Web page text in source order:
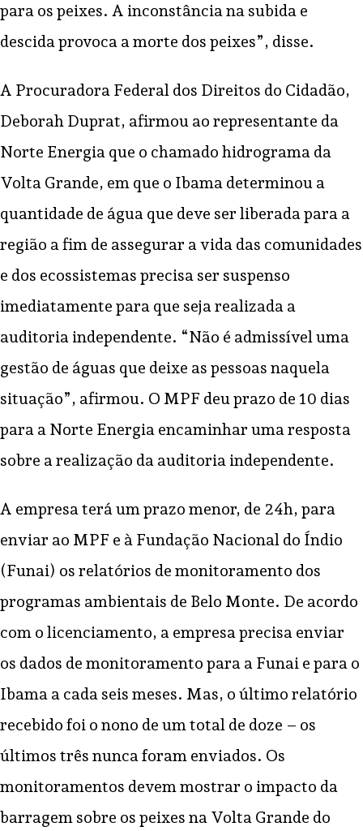
para os peixes. A inconstância na subida e
descida provoca a morte dos peixes”, disse.
A Procuradora Federal dos Direitos do Cidadão,
Deborah Duprat, afirmou ao representante da
Norte Energia que o chamado hidrograma da
Volta Grande, em que o Ibama determinou a
quantidade de água que deve ser liberada para a
região a fim de assegurar a vida das comunidades
e dos ecossistemas precisa ser suspenso
imediatamente para que seja realizada a
auditoria independente. “Não é admissível uma
gestão de águas que deixe as pessoas naquela
situação”, afirmou. O MPF deu prazo de 10 dias
para a Norte Energia encaminhar uma resposta
sobre a realização da auditoria independente.
A empresa terá um prazo menor, de 24h, para
enviar ao MPF e à Fundação Nacional do Índio
(Funai) os relatórios de monitoramento dos
programas ambientais de Belo Monte. De acordo
com o licenciamento, a empresa precisa enviar
os dados de monitoramento para a Funai e para o
Ibama a cada seis meses. Mas, o último relatório
recebido foi o nono de um total de doze – os
últimos três nunca foram enviados. Os
monitoramentos devem mostrar o impacto da
barragem sobre os peixes na Volta Grande do